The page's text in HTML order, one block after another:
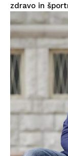
zdravo in